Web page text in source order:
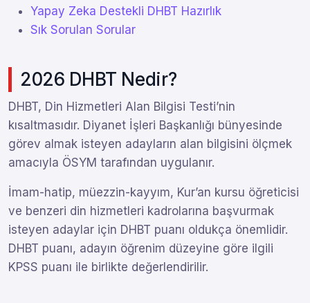
Yapay Zeka Destekli DHBT Hazırlık
Sık Sorulan Sorular
2026 DHBT Nedir?
DHBT, Din Hizmetleri Alan Bilgisi Testi’nin
kısaltmasıdır. Diyanet İşleri Başkanlığı bünyesinde
görev almak isteyen adayların alan bilgisini ölçmek
amacıyla ÖSYM tarafından uygulanır.
İmam-hatip, müezzin-kayyım, Kur’an kursu öğreticisi
ve benzeri din hizmetleri kadrolarına başvurmak
isteyen adaylar için DHBT puanı oldukça önemlidir.
DHBT puanı, adayın öğrenim düzeyine göre ilgili
KPSS puanı ile birlikte değerlendirilir.